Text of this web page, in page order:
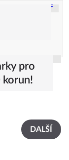
pro
korun!
DALŠÍ